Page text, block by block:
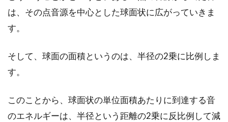
設工事はどうする？
速で安...
巻き込まれたくない隣人トラブル！
騒音問題は一軒家でも発生
は、その点音源を中心とした球面状に広がっていきま
す。
そして、球面の面積というのは、半径の2乗に比例しま
す。
このことから、球面状の単位面積あたりに到達する音
のエネルギーは、半径という距離の2乗に反比例して減